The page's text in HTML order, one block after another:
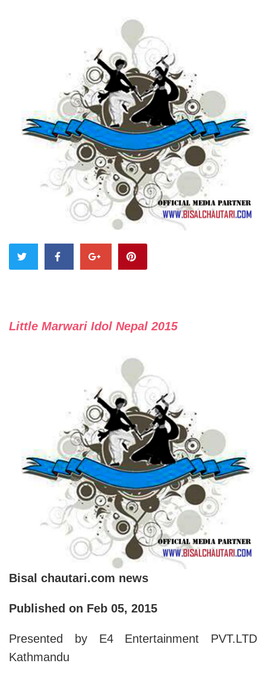
Little Marwari Idol Nepal 2015
Bisal chautari.com news
Published on Feb 05, 2015
Presented by E4 Entertainment PVT.LTD
Kathmandu